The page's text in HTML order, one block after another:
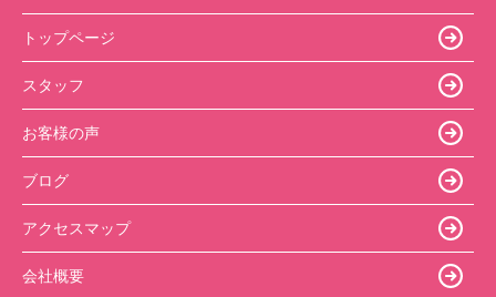
トップページ
スタッフ
お客様の声
ブログ
アクセスマップ
会社概要